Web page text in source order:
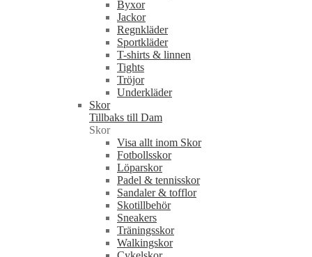
Byxor
Jackor
Regnkläder
Sportkläder
T-shirts & linnen
Tights
Tröjor
Underkläder
Skor
Tillbaks till Dam
Skor
Visa allt inom Skor
Fotbollsskor
Löparskor
Padel & tennisskor
Sandaler & tofflor
Skotillbehör
Sneakers
Träningsskor
Walkingskor